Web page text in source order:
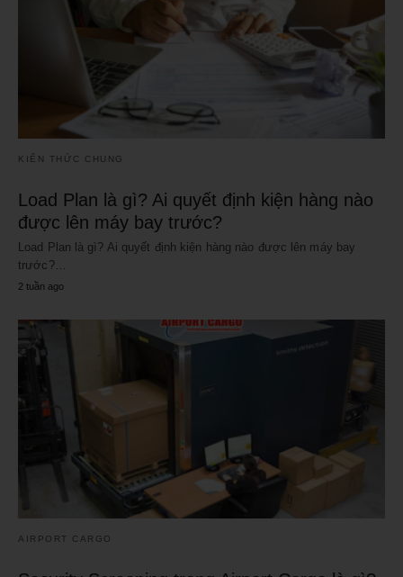
KIẾN THỨC CHUNG
Load Plan là gì? Ai quyết định kiện hàng nào
được lên máy bay trước?
Load Plan là gì? Ai quyết định kiện hàng nào được lên máy bay
trước?…
2 tuần ago
AIRPORT CARGO